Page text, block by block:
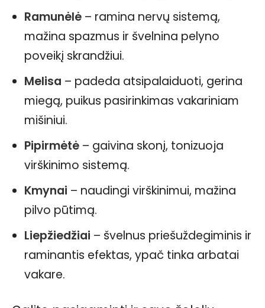
Ramunėlė – ramina nervų sistemą,
mažina spazmus ir švelnina pelyno
poveikį skrandžiui.
Melisa – padeda atsipalaiduoti, gerina
miegą, puikus pasirinkimas vakariniam
mišiniui.
Pipirmėtė – gaivina skonį, tonizuoja
virškinimo sistemą.
Kmynai – naudingi virškinimui, mažina
pilvo pūtimą.
Liepžiedžiai – švelnus priešuždegiminis ir
raminantis efektas, ypač tinka arbatai
vakare.